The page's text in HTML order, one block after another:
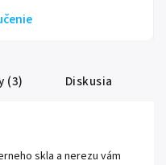
(3) Diskusia
skla a nerezu vám